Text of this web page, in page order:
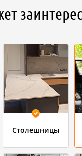
Столешницы